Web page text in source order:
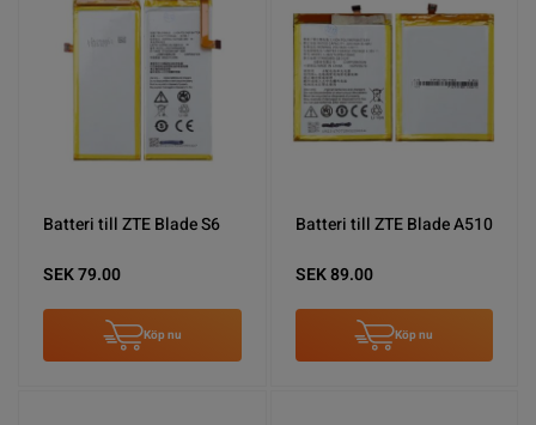
Batteri till ZTE Blade S6
SEK 79.00
Köp nu
Batteri till ZTE Blade A510
SEK 89.00
Köp nu